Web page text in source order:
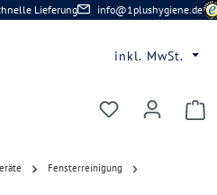
Lieferung info@1plushygiene.de
inkl. MwSt.
Du hast 0
Fensterreinigung